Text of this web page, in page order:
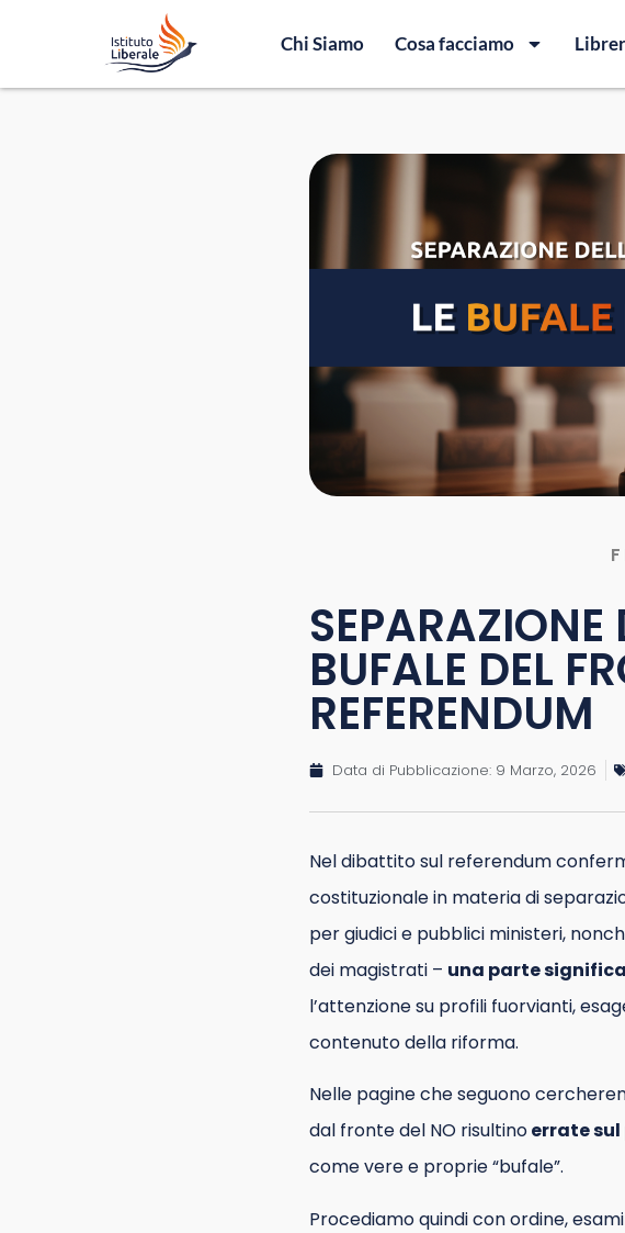
Chi Siamo Cosa facciamo
SEPARAZIONE
BUFALE DEL
REFERENDUM
Data di Pubblicazione: 9 Marzo, 2026
Nel dibattito sul referendum
costituzionale in materia di
per giudici e pubblici ministeri,
dei magistrati – una parte
l’attenzione su profili fuorvianti,
contenuto della riforma.
Nelle pagine che seguono
dal fronte del NO risultinoerrate
come vere e proprie “bufale”.
Procediamo quindi con ordine,